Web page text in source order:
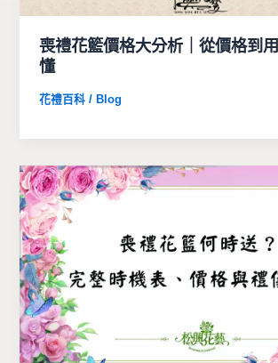
喪禮花籃價格大分析｜從價格到
懂
花禮百科 / Blog